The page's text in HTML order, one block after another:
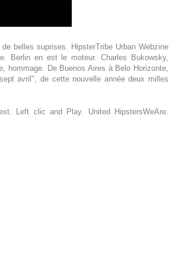
belles suprises. HipsterTribe Urban Webzine
Berlin en est le moteur. Charles Bukowsky,
hommage. De Buenos Aires à Belo Horizonte,
avril", de cette nouvelle année deux milles
Left clic and Play. United HipstersWeAre.